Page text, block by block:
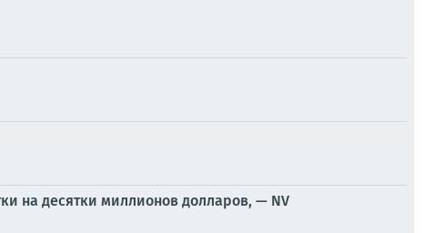
на десятки миллионов долларов, — NV